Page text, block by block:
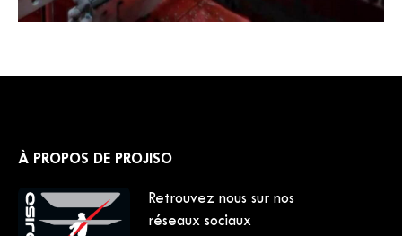
À PROPOS DE PROJISO
Retrouvez nous sur nos
réseaux sociaux